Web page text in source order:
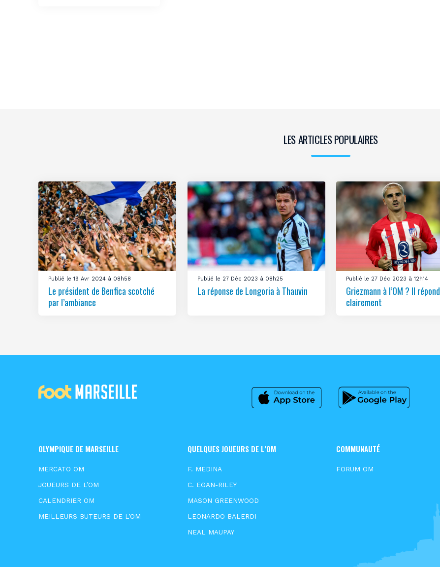
LES ARTICLES POPULAIRES
Publié le 19 Avr 2024 à 08h58
Le président de Benfica scotché
par l’ambiance
Publié le 27 Déc 2023 à 08h25
La réponse de Longoria à Thauvin
Publié le 27 Déc 2023 à 12h14
Griezmann à l’OM ? Il répond
clairement
OLYMPIQUE DE MARSEILLE
MERCATO OM
JOUEURS DE L’OM
CALENDRIER OM
MEILLEURS BUTEURS DE L’OM
QUELQUES JOUEURS DE L’OM
F. MEDINA
C. EGAN-RILEY
MASON GREENWOOD
LEONARDO BALERDI
NEAL MAUPAY
COMMUNAUTÉ
FORUM OM